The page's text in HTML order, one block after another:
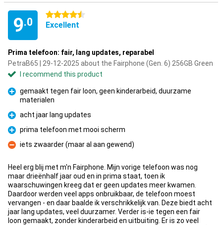
9.0
4.5 stars
Excellent
Prima telefoon: fair, lang updates, reparabel
PetraB65 | 29-12-2025 about the Fairphone (Gen. 6) 256GB Green
I recommend this product
gemaakt tegen fair loon, geen kinderarbeid, duurzame
materialen
Pro
acht jaar lang updates
Pro
prima telefoon met mooi scherm
Con
iets zwaarder (maar al aan gewend)
Heel erg blij met m'n Fairphone. Mijn vorige telefoon was nog
maar drieënhalf jaar oud en in prima staat, toen ik
waarschuwingen kreeg dat er geen updates meer kwamen.
Daardoor werden veel apps onbruikbaar, de telefoon moest
vervangen - en daar baalde ik verschrikkelijk van. Deze biedt acht
jaar lang updates, veel duurzamer. Verder is-ie tegen een fair
loon gemaakt, zonder kinderarbeid en uitbuiting. Er is zo veel